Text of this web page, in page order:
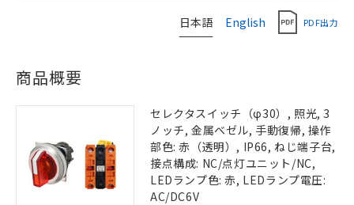
日本語 English PDF出力
商品概要
セレクタスイッチ（φ30）, 照光, 3
ノッチ, 金属ベゼル, 手動復帰, 操作
部色: 赤（透明）, IP66, ねじ端子台,
接点構成: NC/点灯ユニット/NC,
LEDランプ色: 赤, LEDランプ電圧:
AC/DC6V